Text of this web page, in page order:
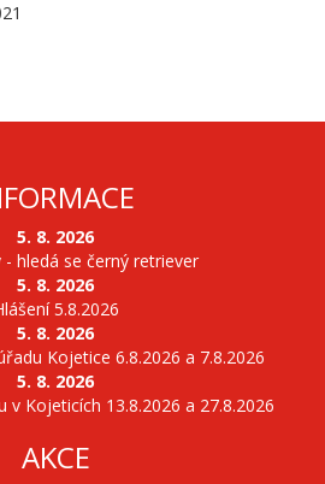
5. 8. 2026
- hledá se černý retriever
5. 8. 2026
5.8.2026
5. 8. 2026
Kojetice 6.8.2026 a 7.8.2026
5. 8. 2026
v Kojeticích 13.8.2026 a 27.8.2026
AKCE